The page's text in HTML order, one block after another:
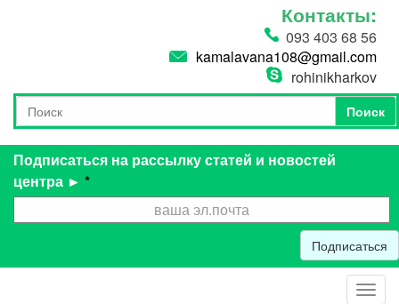
Контакты:
093 403 68 56
kamalavana108@gmail.com
rohinikharkov
Форма поиска
Поиск
Поиск
Подписаться на рассылку статей и новостей
центра ► *
Подписаться